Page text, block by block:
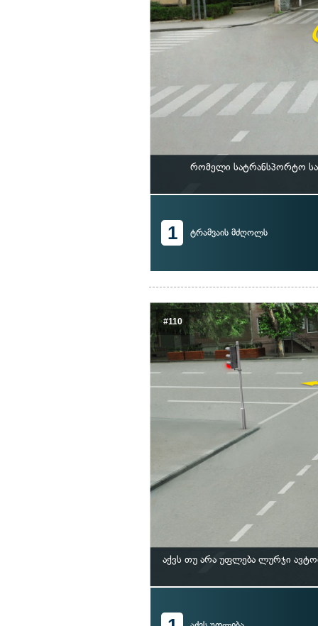
რომელი სატრანსპორტო
1 ტრამვაის მძღოლს
#110
აქვს თუ არა უფლება ლურჯი